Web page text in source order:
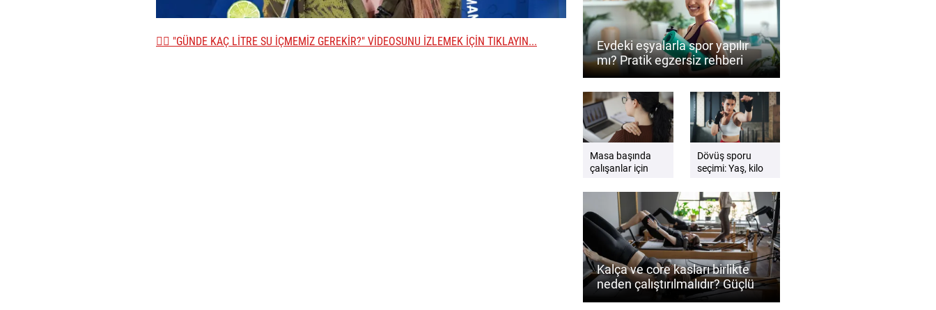
👉🏼 "GÜNDE KAÇ LİTRE SU İÇMEMİZ GEREKİR?" VİDEOSUNU İZLEMEK İÇİN TIKLAYIN...
Evdeki eşyalarla spor yapılır
mı? Pratik egzersiz rehberi
Masa başında
çalışanlar için
esnemeleri
Dövüş sporu
seçimi: Yaş, kilo
doğru branş nasıl
belirlenir?
Kalça ve core kasları birlikte
neden çalıştırılmalıdır? Güçlü
ve dengeli bir vücut için